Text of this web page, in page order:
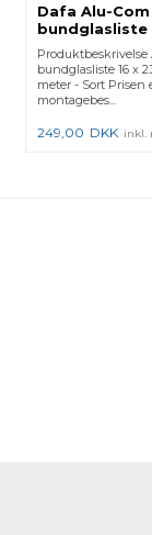
Dafa Alu-Com
bundglasliste
mm - 1500
Produktbeskrivelse
bundglasliste 16 x
meter - Sort Prisen
montagebes...
249,00 DKK inkl.